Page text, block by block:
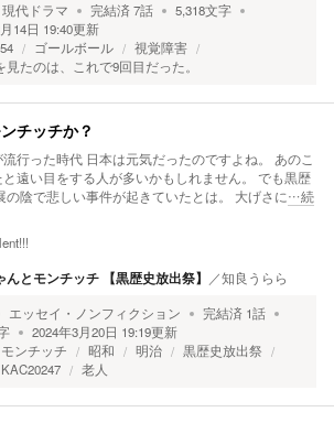
現代ドラマ 完結済7話 5,318文字
14日 19:40更新
ゴールボール
視覚障害
見たのは、これで9回目だった。
チッチか？
行った時代 日本は元気だったのですよね。 あのこ
遠い目をする人が多いかもしれません。 でも黒歴
の陰で悲しい事件が起きていたとは。 大げさに…続
んとモンチッチ 【黒歴史放出祭】 ／知良うらら
エッセイ・ノンフィクション 完結済 1話
2024年3月20日 19:19更新
モンチッチ 昭和 明治
黒歴史放出祭
KAC20247 老人